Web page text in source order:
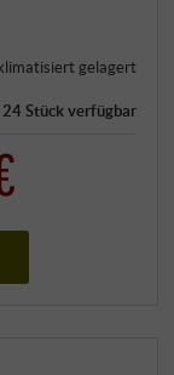
gelagert
24 Stückverfügbar